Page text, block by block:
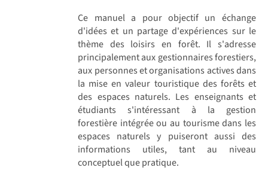
Ce manuel a pour objectif un échange
d'idées et un partage d'expériences sur le
thème des loisirs en forêt. Il s'adresse
principalement aux gestionnaires forestiers,
aux personnes et organisations actives dans
la mise en valeur touristique des forêts et
des espaces naturels. Les enseignants et
étudiants s'intéressant à la gestion
forestière intégrée ou au tourisme dans les
espaces naturels y puiseront aussi des
informations utiles, tant au niveau
conceptuel que pratique.